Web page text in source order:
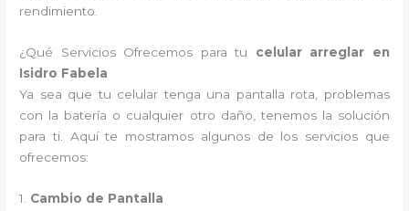
rendimiento.
¿Qué Servicios Ofrecemos para tu celular arreglar en
Isidro Fabela
Ya sea que tu celular tenga una pantalla rota, problemas
con la batería o cualquier otro daño, tenemos la solución
para ti. Aquí te mostramos algunos de los servicios que
ofrecemos:
1. Cambio de Pantalla